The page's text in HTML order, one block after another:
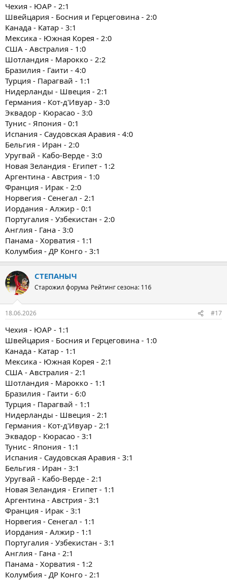
Чехия - ЮАР - 2:1
Швейцария - Босния и Герцеговина - 2:0
Канада - Катар - 3:1
Мексика - Южная Корея - 2:0
США - Австралия - 1:0
Шотландия - Марокко - 2:2
Бразилия - Гаити - 4:0
Турция - Парагвай - 1:1
Нидерланды - Швеция - 2:1
Германия - Кот-д'Ивуар - 3:0
Эквадор - Кюрасао - 3:0
Тунис - Япония - 0:1
Испания - Саудовская Аравия - 4:0
Бельгия - Иран - 2:0
Уругвай - Кабо-Верде - 3:0
Новая Зеландия - Египет - 1:2
Аргентина - Австрия - 1:0
Франция - Ирак - 2:0
Норвегия - Сенегал - 2:1
Иордания - Алжир - 0:1
Португалия - Узбекистан - 2:0
Англия - Гана - 3:0
Панама - Хорватия - 1:1
Колумбия - ДР Конго - 3:1
СТЕПАНЫЧ
Старожил форума Рейтинг сезона: 116
18.06.2026 #17
Чехия - ЮАР - 1:1
Швейцария - Босния и Герцеговина - 1:0
Канада - Катар - 1:1
Мексика - Южная Корея - 2:1
США - Австралия - 2:1
Шотландия - Марокко - 1:1
Бразилия - Гаити - 6:0
Турция - Парагвай - 1:1
Нидерланды - Швеция - 2:1
Германия - Кот-д'Ивуар - 2:1
Эквадор - Кюрасао - 3:1
Тунис - Япония - 1:1
Испания - Саудовская Аравия - 3:1
Бельгия - Иран - 3:1
Уругвай - Кабо-Верде - 2:1
Новая Зеландия - Египет - 1:1
Аргентина - Австрия - 3:1
Франция - Ирак - 3:1
Норвегия - Сенегал - 1:1
Иордания - Алжир - 1:1
Португалия - Узбекистан - 3:1
Англия - Гана - 2:1
Панама - Хорватия - 1:2
Колумбия - ДР Конго - 2:1